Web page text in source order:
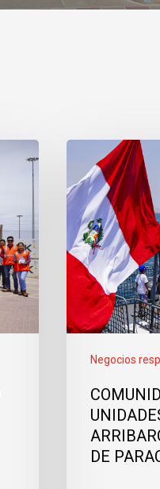
Negocios
DE